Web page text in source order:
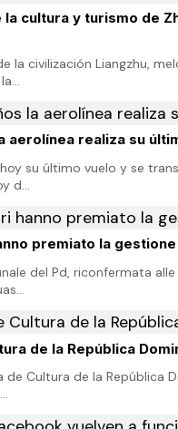
cultura y turismo de
la civilización Liangzhu,
aerolínea realiza su
su último vuelo y se
d…
premiato la
del Pd, riconfermata
de la República
de Cultura de la